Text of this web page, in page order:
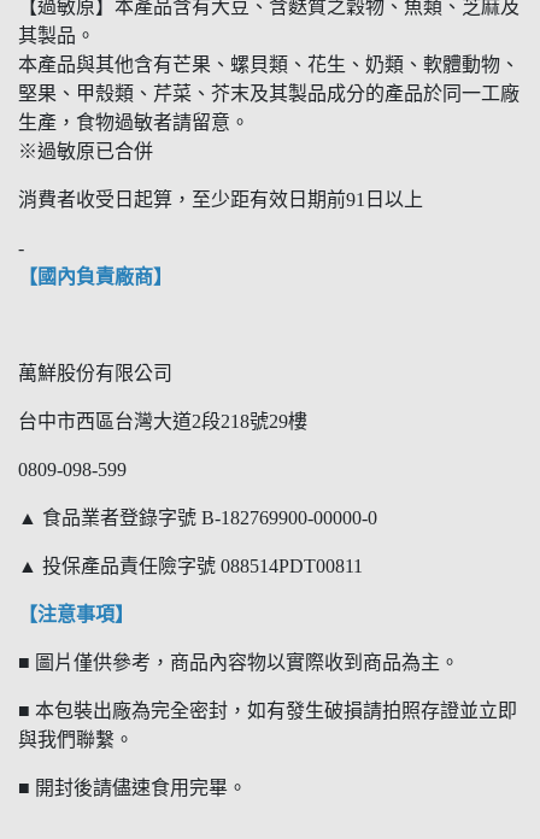
【過敏原】本產品含有大豆、含麩質之穀物、魚類、芝麻及
其製品。
本產品與其他含有芒果、螺貝類、花生、奶類、軟體動物、
堅果、甲殼類、芹菜、芥末及其製品成分的產品於同一工廠
生產，食物過敏者請留意。
※過敏原已合併
消費者收受日起算，至少距有效日期前91日以上
-
【國內負責廠商】
萬鮮股份有限公司
台中市西區台灣大道2段218號29樓
0809-098-599
▲ 食品業者登錄字號 B-182769900-00000-0
▲ 投保產品責任險字號 088514PDT00811
【注意事項】
■ 圖片僅供參考，商品內容物以實際收到商品為主。
■ 本包裝出廠為完全密封，如有發生破損請拍照存證並立即
與我們聯繫。
■ 開封後請儘速食用完畢。